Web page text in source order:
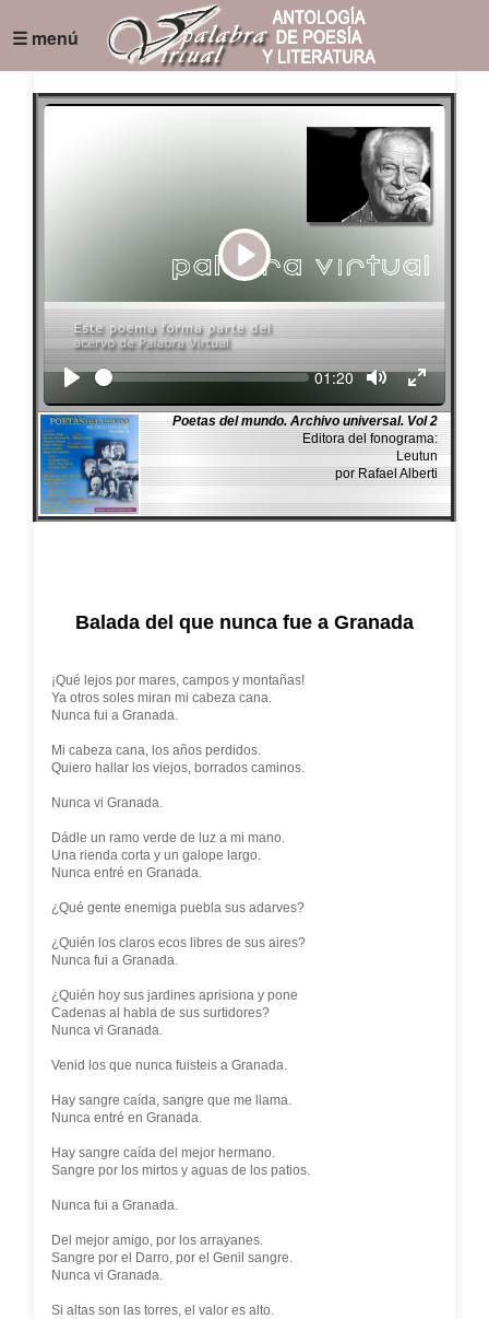
☰ menú
Play
Seek Current
01:20
Poetas del mundo. Archivo universal. Vol 2
Editora del fonograma:
Leutun
por Rafael Alberti
Balada del que nunca fue a Granada
¡Qué lejos por mares, campos y montañas!
Ya otros soles miran mi cabeza cana.
Nunca fui a Granada.
Mi cabeza cana, los años perdidos.
Quiero hallar los viejos, borrados caminos.
Nunca vi Granada.
Dádle un ramo verde de luz a mi mano.
Una rienda corta y un galope largo.
Nunca entré en Granada.
¿Qué gente enemiga puebla sus adarves?
¿Quién los claros ecos libres de sus aires?
Nunca fui a Granada.
¿Quién hoy sus jardines aprisiona y pone
Cadenas al habla de sus surtidores?
Nunca vi Granada.
Venid los que nunca fuisteis a Granada.
Hay sangre caída, sangre que me llama.
Nunca entré en Granada.
Hay sangre caída del mejor hermano.
Sangre por los mirtos y aguas de los patios.
Nunca fui a Granada.
Del mejor amigo, por los arrayanes.
Sangre por el Darro, por el Genil sangre.
Nunca vi Granada.
Si altas son las torres, el valor es alto.